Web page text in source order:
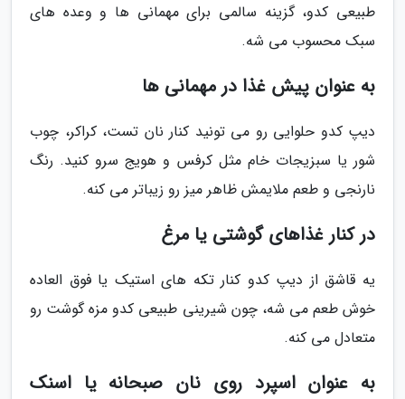
طبیعی کدو، گزینه سالمی برای مهمانی ها و وعده های
سبک محسوب می شه.
به عنوان پیش غذا در مهمانی ها
دیپ کدو حلوایی رو می تونید کنار نان تست، کراکر، چوب
شور یا سبزیجات خام مثل کرفس و هویج سرو کنید. رنگ
نارنجی و طعم ملایمش ظاهر میز رو زیباتر می کنه.
در کنار غذاهای گوشتی یا مرغ
یه قاشق از دیپ کدو کنار تکه های استیک یا فوق العاده
خوش طعم می شه، چون شیرینی طبیعی کدو مزه گوشت رو
متعادل می کنه.
به عنوان اسپرد روی نان صبحانه یا اسنک